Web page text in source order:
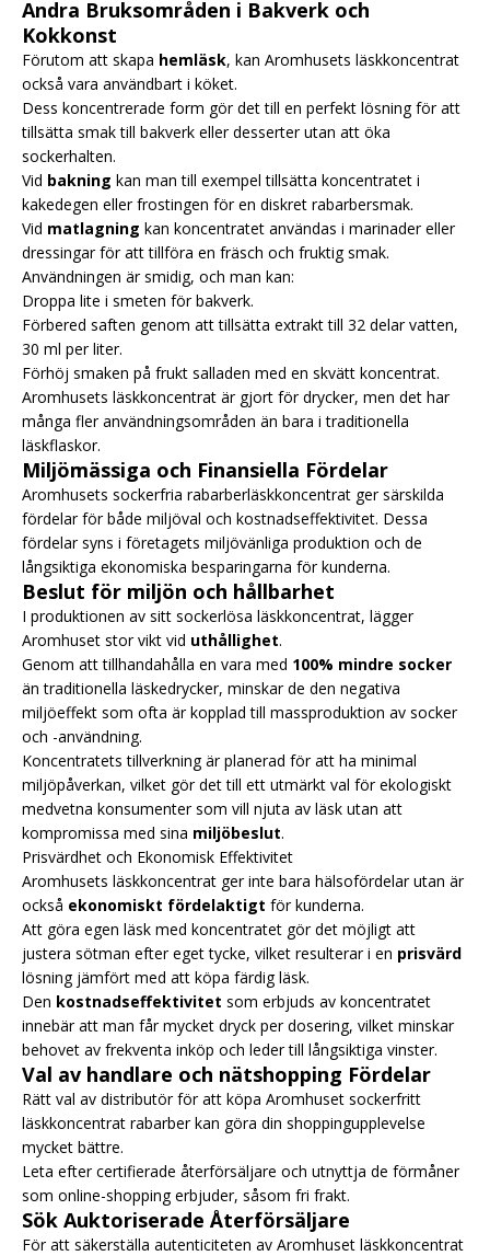
Andra Bruksområden i Bakverk och
Kokkonst
Förutom att skapa hemläsk, kan Aromhusets läskkoncentrat
också vara användbart i köket.
Dess koncentrerade form gör det till en perfekt lösning för att
tillsätta smak till bakverk eller desserter utan att öka
sockerhalten.
Vid bakning kan man till exempel tillsätta koncentratet i
kakedegen eller frostingen för en diskret rabarbersmak.
Vid matlagning kan koncentratet användas i marinader eller
dressingar för att tillföra en fräsch och fruktig smak.
Användningen är smidig, och man kan:
Droppa lite i smeten för bakverk.
Förbered saften genom att tillsätta extrakt till 32 delar vatten,
30 ml per liter.
Förhöj smaken på frukt salladen med en skvätt koncentrat.
Aromhusets läskkoncentrat är gjort för drycker, men det har
många fler användningsområden än bara i traditionella
läskflaskor.
Miljömässiga och Finansiella Fördelar
Aromhusets sockerfria rabarberläskkoncentrat ger särskilda
fördelar för både miljöval och kostnadseffektivitet. Dessa
fördelar syns i företagets miljövänliga produktion och de
långsiktiga ekonomiska besparingarna för kunderna.
Beslut för miljön och hållbarhet
I produktionen av sitt sockerlösa läskkoncentrat, lägger
Aromhuset stor vikt vid uthållighet.
Genom att tillhandahålla en vara med 100% mindre socker
än traditionella läskedrycker, minskar de den negativa
miljöeffekt som ofta är kopplad till massproduktion av socker
och -användning.
Koncentratets tillverkning är planerad för att ha minimal
miljöpåverkan, vilket gör det till ett utmärkt val för ekologiskt
medvetna konsumenter som vill njuta av läsk utan att
kompromissa med sina miljöbeslut.
Prisvärdhet och Ekonomisk Effektivitet
Aromhusets läskkoncentrat ger inte bara hälsofördelar utan är
också ekonomiskt fördelaktigt för kunderna.
Att göra egen läsk med koncentratet gör det möjligt att
justera sötman efter eget tycke, vilket resulterar i en prisvärd
lösning jämfört med att köpa färdig läsk.
Den kostnadseffektivitet som erbjuds av koncentratet
innebär att man får mycket dryck per dosering, vilket minskar
behovet av frekventa inköp och leder till långsiktiga vinster.
Val av handlare och nätshopping Fördelar
Rätt val av distributör för att köpa Aromhuset sockerfritt
läskkoncentrat rabarber kan göra din shoppingupplevelse
mycket bättre.
Leta efter certifierade återförsäljare och utnyttja de förmåner
som online-shopping erbjuder, såsom fri frakt.
Sök Auktoriserade Återförsäljare
För att säkerställa autenticiteten av Aromhuset läskkoncentrat